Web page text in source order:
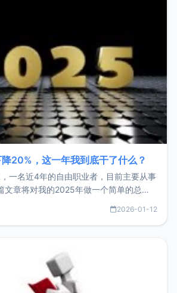
20%，这一年我到底干了什么？
一名近4年的自由职业者，目前主要从事
文章将对我的2025年做一个简单的总
过得很充实，2026年不求突破，但求保
2026-01-12